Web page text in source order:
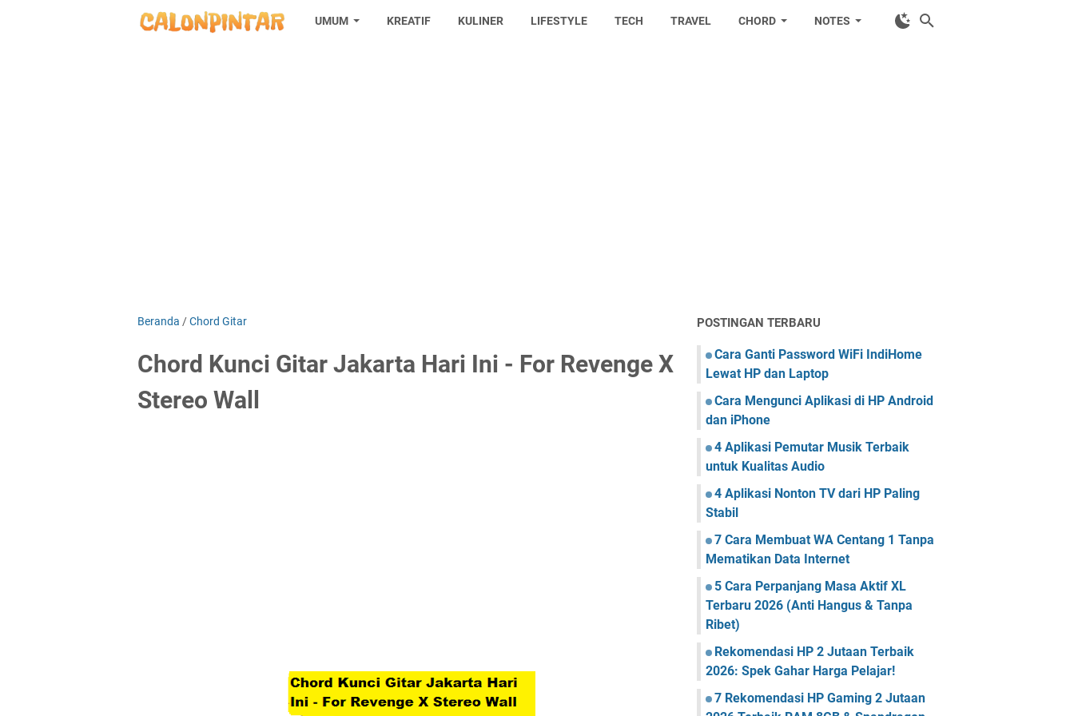
UMUM KREATIF KULINER LIFESTYLE TECH TRAVEL CHORD NOTES
Beranda /Chord Gitar
Chord Kunci Gitar Jakarta Hari Ini - For Revenge X
Stereo Wall
POSTINGAN TERBARU
Cara Ganti Password WiFi IndiHome
Lewat HP dan Laptop
Cara Mengunci Aplikasi di HP Android
dan iPhone
4 Aplikasi Pemutar Musik Terbaik
untuk Kualitas Audio
4 Aplikasi Nonton TV dari HP Paling
Stabil
7 Cara Membuat WA Centang 1 Tanpa
Mematikan Data Internet
5 Cara Perpanjang Masa Aktif XL
Terbaru 2026 (Anti Hangus & Tanpa
Ribet)
Rekomendasi HP 2 Jutaan Terbaik
2026: Spek Gahar Harga Pelajar!
7 Rekomendasi HP Gaming 2 Jutaan